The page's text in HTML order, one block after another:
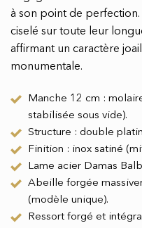
à son point de
ciselé sur toute leur
affirmant un caractère
monumentale.
Manche 12 cm :
stabilisée sous vide).
Structure : double
Finition : inox satiné
Lame acier Damas
Abeille forgée
(modèle unique).
Ressort forgé et